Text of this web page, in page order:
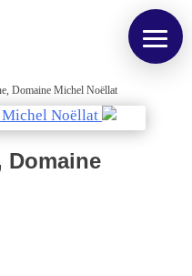
Domaine Michel Noëllat
Domaine